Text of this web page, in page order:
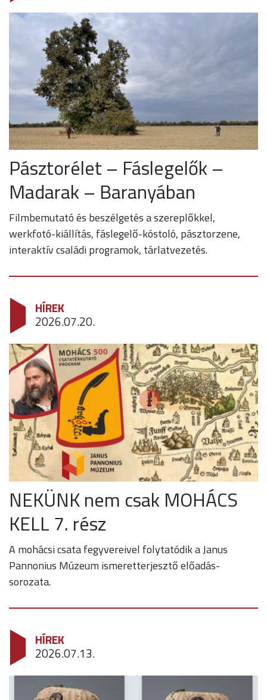
Pásztorélet – Fáslegelők –
Madarak – Baranyában
Filmbemutató és beszélgetés a szereplőkkel,
werkfotó-kiállítás, fáslegelő-kóstoló, pásztorzene,
interaktív családi programok, tárlatvezetés.
HÍREK
2026.07.20.
NEKÜNK nem csak MOHÁCS
KELL 7. rész
A mohácsi csata fegyvereivel folytatódik a Janus
Pannonius Múzeum ismeretterjesztő előadás-
sorozata.
HÍREK
2026.07.13.